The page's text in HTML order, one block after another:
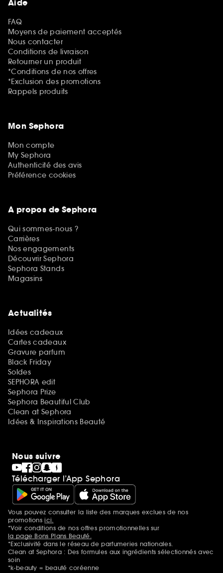
Aide
FAQ
Moyens de paiement acceptés
Nous contacter
Conditions de livraison
Retourner un produit
*Conditions de nos offres
*Exclusion des promotions
Rappels produits
Mon Sephora
Mon compte
My Sephora
Authenticité des avis
Préférence cookies
A propos de Sephora
Qui sommes-nous ?
Carrières
Nos engagements
Découvrir Sephora
Sephora Stands
Magasins
Actualités
Idées cadeaux
Cartes cadeaux
Gravure parfum
Black Friday
Soldes
SEPHORA edit
Sephora Prize
Sephora Beautiful Club
Clean at Sephora
Idées & Inspirations Beauté
Nous suivre
Télécharger l’App Sephora
Mentions additionnelles
Vous pouvez consulter la liste des marques exclues de nos
promotionsici.
*Voir conditions de nos offres promotionnelles sur
la page Bons Plans Beauté.
*Exclusivité dans le réseau de parfumeries nationales.
Clean at Sephora : Des formules aux ingrédients sélectionnés avec
soin
*k-beauty = beauté coréenne